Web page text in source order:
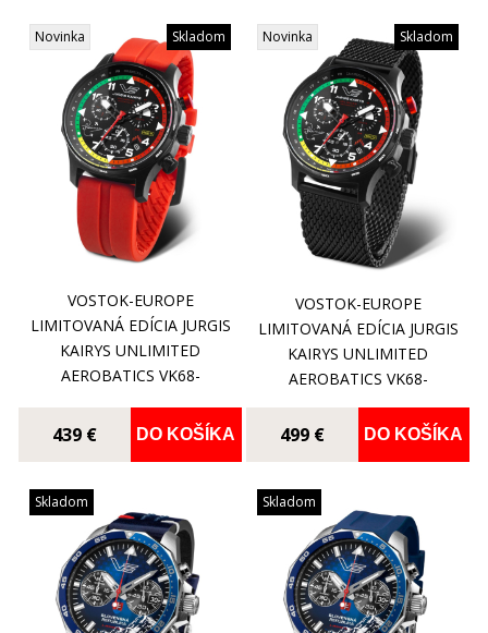
Novinka Skladom
VOSTOK-EUROPE
LIMITOVANÁ EDÍCIA JURGIS
KAIRYS UNLIMITED
AEROBATICS VK68-
439 € DO KOŠÍKA
Novinka Skladom
VOSTOK-EUROPE
LIMITOVANÁ EDÍCIA JURGIS
KAIRYS UNLIMITED
AEROBATICS VK68-
592C775B
499 € DO KOŠÍKA
Skladom Skladom